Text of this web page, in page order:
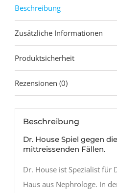
Beschreibung
Zusätzliche Informationen
Produktsicherheit
Rezensionen (0)
Beschreibung
Dr. House Spiel gegen
mittreissenden Fällen.
Dr. House ist Spezialist für
Haus aus Nephrologe. In